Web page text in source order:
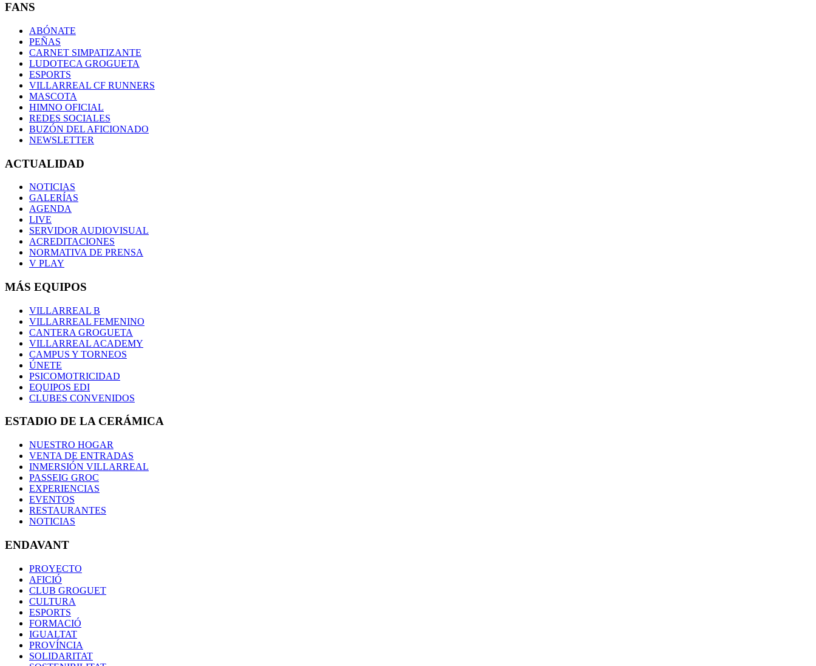
FANS
ABÓNATE
PEÑAS
CARNET SIMPATIZANTE
LUDOTECA GROGUETA
ESPORTS
VILLARREAL CF RUNNERS
MASCOTA
HIMNO OFICIAL
REDES SOCIALES
BUZÓN DEL AFICIONADO
NEWSLETTER
ACTUALIDAD
NOTICIAS
GALERÍAS
AGENDA
LIVE
SERVIDOR AUDIOVISUAL
ACREDITACIONES
NORMATIVA DE PRENSA
V PLAY
MÁS EQUIPOS
VILLARREAL B
VILLARREAL FEMENINO
CANTERA GROGUETA
VILLARREAL ACADEMY
CAMPUS Y TORNEOS
ÚNETE
PSICOMOTRICIDAD
EQUIPOS EDI
CLUBES CONVENIDOS
ESTADIO DE LA CERÁMICA
NUESTRO HOGAR
VENTA DE ENTRADAS
INMERSIÓN VILLARREAL
PASSEIG GROC
EXPERIENCIAS
EVENTOS
RESTAURANTES
NOTICIAS
ENDAVANT
PROYECTO
AFICIÓ
CLUB GROGUET
CULTURA
ESPORTS
FORMACIÓ
IGUALTAT
PROVÍNCIA
SOLIDARITAT